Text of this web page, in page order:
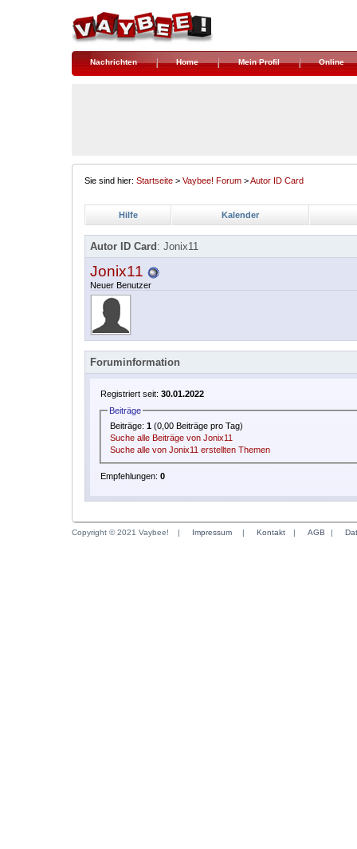
Nachrichten Home Mein Profil Online
Sie sind hier: Startseite > Vaybee! Forum >Autor ID Card
Hilfe Kalender
Autor ID Card : Jonix11
Jonix11
Neuer Benutzer
Foruminformation
Registriert seit: 30.01.2022
Beiträge
Beiträge:1 (0,00 Beiträge pro Tag)
Suche alle Beiträge von Jonix11
Suche alle von Jonix11 erstellten Themen
Empfehlungen: 0
Copyright © 2021 Vaybee! | Impressum | Kontakt | AGB |